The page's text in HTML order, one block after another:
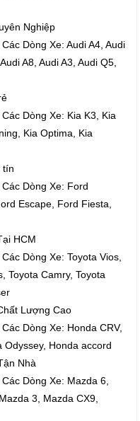
Nghiệp
Dòng Xe: Audi A4, Audi
A8, Audi A3, Audi Q5,
Dòng Xe: Kia K3, Kia
Kia Optima, Kia
tín
Dòng Xe: Ford
Escape, Ford Fiesta,
HCM
Dòng Xe: Toyota Vios,
Toyota Camry, Toyota
Lượng Cao
Dòng Xe: Honda CRV,
Odyssey, Honda accord
Nhà
Dòng Xe: Mazda 6,
3, Mazda CX9,